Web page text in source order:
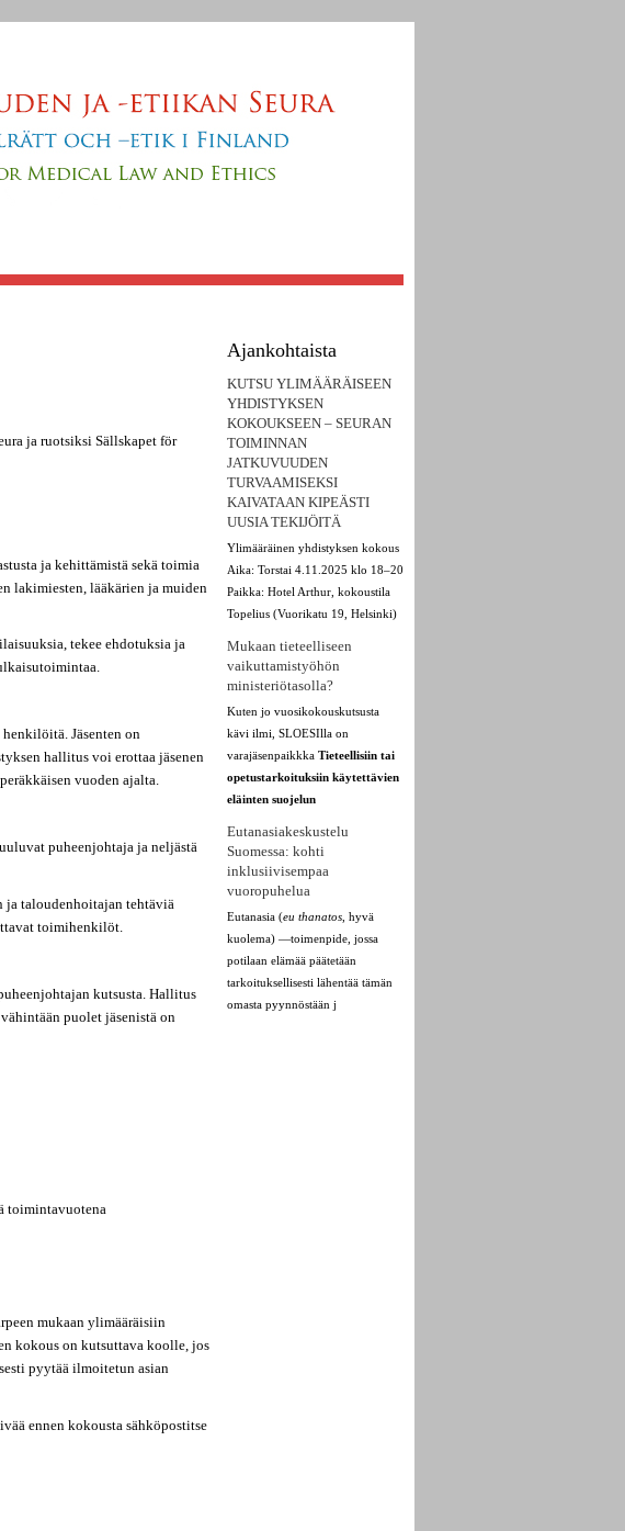
ja ruotsiksi Sällskapet för
ja kehittämistä sekä toimia
lakimiesten, lääkärien ja muiden
tekee ehdotuksia ja
Jäsenten on
hallitus voi erottaa jäsenen
vuoden ajalta.
puheenjohtaja ja neljästä
ja taloudenhoitajan tehtäviä
toimihenkilöt.
kutsusta. Hallitus
puolet jäsenistä on
toimintavuotena
mukaan ylimääräisiin
kokous on kutsuttava koolle, jos
pyytää ilmoitetun asian
ennen kokousta sähköpostitse
Ajankohtaista
KUTSU YLIMÄÄRÄISEEN
YHDISTYKSEN
KOKOUKSEEN – SEURAN
TOIMINNAN
JATKUVUUDEN
TURVAAMISEKSI
KAIVATAAN KIPEÄSTI
UUSIA TEKIJÖITÄ
Ylimääräinen yhdistyksen kokous
Aika: Torstai 4.11.2025 klo 18–20
Paikka: Hotel Arthur, kokoustila
Topelius (Vuorikatu 19, Helsinki)
Mukaan tieteelliseen
vaikuttamistyöhön
ministeriötasolla?
Kuten jo vuosikokouskutsusta
kävi ilmi, SLOESIlla on
varajäsenpaikkka Tieteellisiin tai
opetustarkoituksiin käytettävien
eläinten suojelun
Eutanasiakeskustelu
Suomessa: kohti
inklusiivisempaa
vuoropuhelua
Eutanasia (eu thanatos , hyvä
kuolema) —toimenpide, jossa
potilaan elämää päätetään
tarkoituksellisesti lähentää tämän
omasta pyynnöstään j